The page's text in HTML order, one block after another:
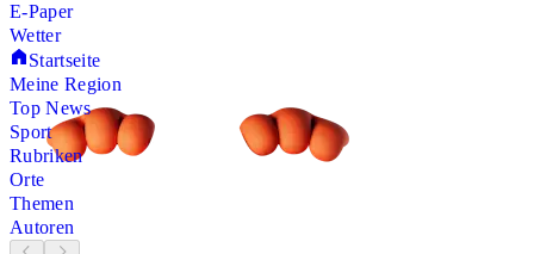
E-Paper
Wetter
Startseite
Meine Region
Top News
Sport
Rubriken
Orte
Themen
Autoren